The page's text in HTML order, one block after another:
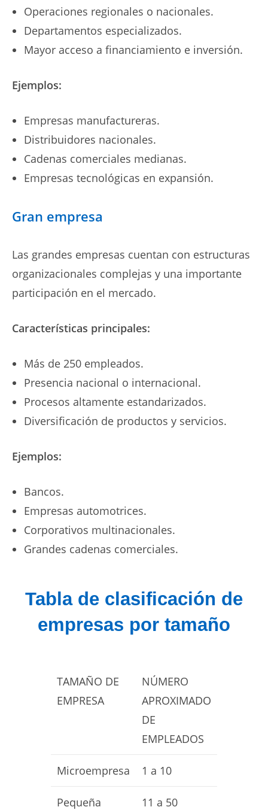
Operaciones regionales o nacionales.
Departamentos especializados.
Mayor acceso a financiamiento e inversión.
Ejemplos:
Empresas manufactureras.
Distribuidores nacionales.
Cadenas comerciales medianas.
Empresas tecnológicas en expansión.
Gran empresa
Las grandes empresas cuentan con estructuras
organizacionales complejas y una importante
participación en el mercado.
Características principales:
Más de 250 empleados.
Presencia nacional o internacional.
Procesos altamente estandarizados.
Diversificación de productos y servicios.
Ejemplos:
Bancos.
Empresas automotrices.
Corporativos multinacionales.
Grandes cadenas comerciales.
Tabla de clasificación de
empresas por tamaño
TAMAÑO DE
EMPRESA
NÚMERO
APROXIMADO
DE
EMPLEADOS
Microempresa 1 a 10
Pequeña
11 a 50